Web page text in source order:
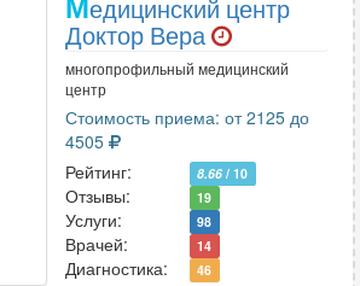
едицинский центр
Доктор Вера
многопрофильный медицинский
центр
Стоимость приема: от 2125 до
4505
Рейтинг:
8.66 / 10
Отзывы: 19
Услуги: 98
Врачей: 14
Диагностика: 46